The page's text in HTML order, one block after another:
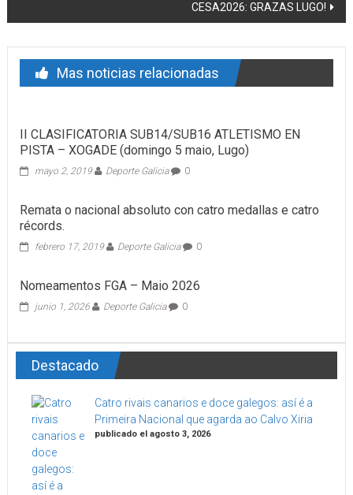
CESA2026: GRAZAS LUGO!
Mas noticias relacionadas
II CLASIFICATORIA SUB14/SUB16 ATLETISMO EN
PISTA – XOGADE (domingo 5 maio, Lugo)
mayo 2, 2019 Deporte Galicia 0
Remata o nacional absoluto con catro medallas e catro
récords.
febrero 17, 2019 Deporte Galicia 0
Nomeamentos FGA – Maio 2026
junio 1, 2026 Deporte Galicia 0
Destacado
Catro rivais canarios e doce galegos: así é a
Primeira Nacional que agarda ao Calvo Xiria
publicado el agosto 3, 2026